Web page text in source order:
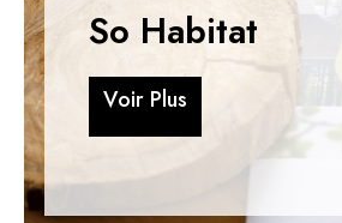
So Habitat
Voir Plus
Voir Plus